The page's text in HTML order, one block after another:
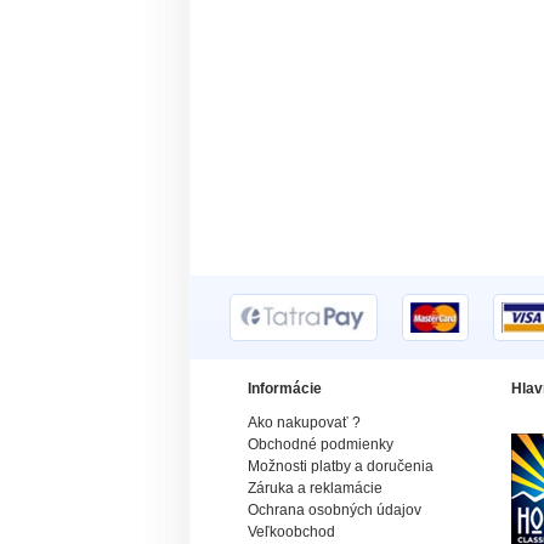
Informácie
Ako nakupovať ?
Obchodné podmienky
Možnosti platby a doručenia
Záruka a reklamácie
Ochrana osobných údajov
Veľkoobchod